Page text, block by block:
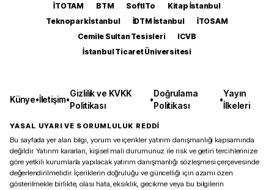
İTOTAM BTM SoftITo
Kitap İstanbul
Teknopark İstanbul
İDTM İstanbul
İTOSAM
Cemile Sultan Tesisleri
ICVB
İstanbul Ticaret Üniversitesi
Künye•İletişim•
Gizlilik ve KVKK
Politikası
•
Doğrulama
Politikası
•
Yayın
İlkeleri
YASAL UYARI VE SORUMLULUK REDDİ
Bu sayfada yer alan bilgi, yorum ve içerikler yatırım danışmanlığı kapsamında
değildir. Yatırım kararları, kişisel mali durumunuz ile risk ve getiri tercihlerinize
göre yetkili kurumlarla yapılacak yatırım danışmanlığı sözleşmesi çerçevesinde
değerlendirilmelidir. İçeriklerin doğruluğu ve güncelliği için azami özen
gösterilmekle birlikte, olası hata, eksiklik, gecikme veya bu bilgilerin